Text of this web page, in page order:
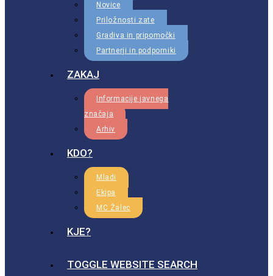
Novice
Priložnosti zate
Gradiva in pripomočki
Partnerji in podporniki
ZAKAJ
Informacije javnega
značaja
Arhiv
KDO?
Mladi
Ekipa
MC Žalec
KJE?
TOGGLE WEBSITE SEARCH